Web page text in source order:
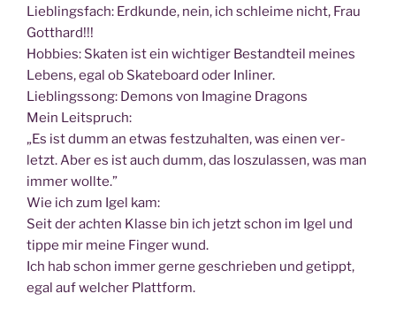
Lieb­lings­fach: Erd­kun­de, nein, ich schlei­me nicht, Frau
Gotthard!!!
Hob­bies: Ska­ten ist ein wich­ti­ger Bestand­teil mei­nes
Lebens, egal ob Skate­board oder Inliner.
Lieb­lings­song: Demons von Ima­gi­ne Dragons
Mein Leitspruch:
„Es ist dumm an etwas fest­zu­hal­ten, was einen ver­
letzt. Aber es ist auch dumm, das los­zu­las­sen, was man
immer wollte.”
Wie ich zum Igel kam:
Seit der ach­ten Klas­se bin ich jetzt schon im Igel und
tip­pe mir mei­ne Fin­ger wund.
Ich hab schon immer ger­ne geschrie­ben und getippt,
egal auf wel­cher Plattform.